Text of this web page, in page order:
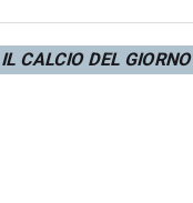
IL CALCIO DEL GIORNO